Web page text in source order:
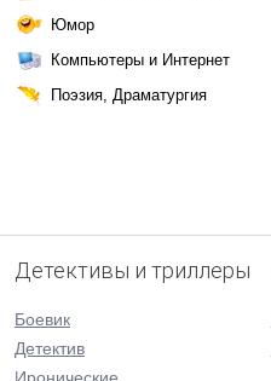
Юмор
Компьютеры и Интернет
Поэзия, Драматургия
Детективы и триллеры
Боевик
Детектив